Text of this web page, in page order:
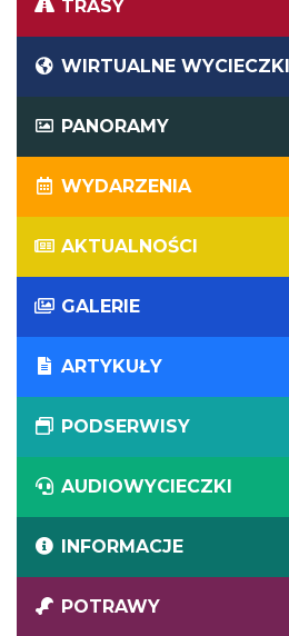
TRASY
WIRTUALNE WYCIECZKI
PANORAMY
WYDARZENIA
AKTUALNOŚCI
GALERIE
ARTYKUŁY
PODSERWISY
AUDIOWYCIECZKI
INFORMACJE
POTRAWY